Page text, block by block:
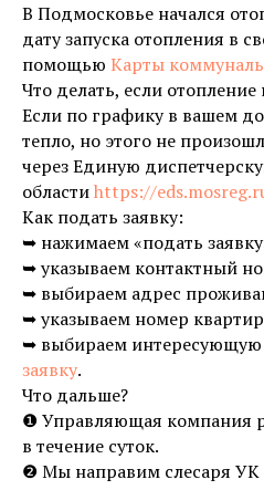
В Подмосковье начался
дату запуска отопления в
помощью Карты
Что делать, если отопление
Если по графику в вашем
тепло, но этого не
через Единую
областиhttps://
Как подать заявку:
➥ нажимаем «подать
➥ указываем контактный
➥ выбираем адрес
➥ указываем номер
➥ выбираем интересующую
заявку.
Что дальше?
❶ Управляющая компания
в течение суток.
❷ Мы направим слесаря